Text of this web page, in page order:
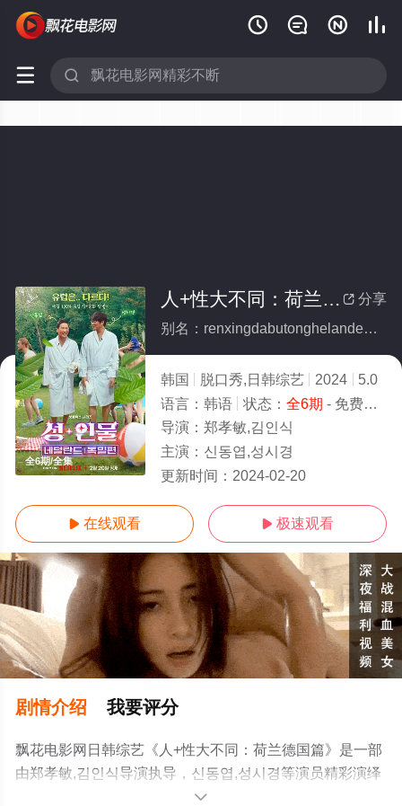
   
 
全6期/全集
 分享
人+性大不同：荷兰德国篇(全集)
别名：renxingdabutonghelandeguopian
韩国 脱口秀,日韩综艺 2024
5.0
语言： 韩语 状态： 全6期 - 免费在线观看
导演： 郑孝敏,김인식
主演： 신동엽,성시경
更新时间： 2024-02-20
 在线观看  极速观看
剧情介绍 我要评分
飘花电影网日韩综艺《人+性大不同：荷兰德国篇》是一部
由郑孝敏,김인식导演执导，신동엽,성시경等演员精彩演绎
的韩国综艺节目，大结局剧情已揭晓（全6期），手机免费
